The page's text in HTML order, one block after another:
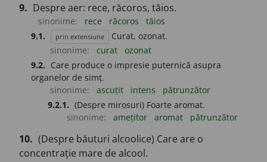
9. Despre aer: rece, răcoros, tăios.
sinonime: rece răcoros
tăios
9.1.
prin extensiune
Curat, ozonat.
sinonime:
curat
ozonat
9.2. Care produce o impresie puternică asupra
organelor de simț.
sinonime:
ascuțit intens
pătrunzător
9.2.1. (Despre mirosuri) Foarte aromat.
sinonime:
amețitor aromat pătrunzător
10. (Despre băuturi alcoolice) Care are o
concentrație mare de alcool.